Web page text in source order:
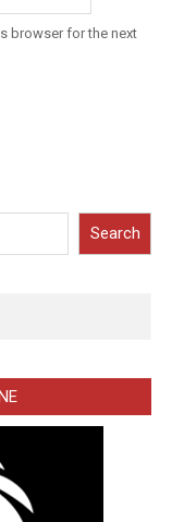
browser for the next
Search